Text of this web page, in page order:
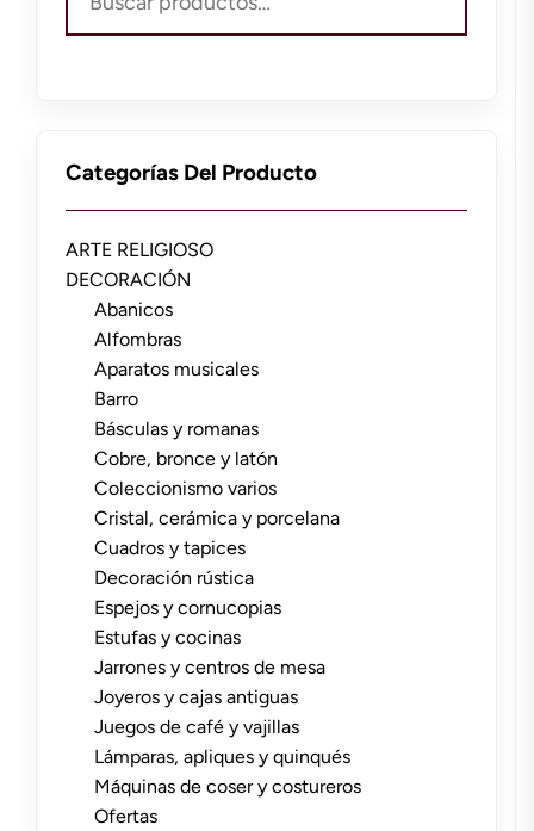
por:
Categorías Del Producto
ARTE RELIGIOSO
DECORACIÓN
Abanicos
Alfombras
Aparatos musicales
Barro
Básculas y romanas
Cobre, bronce y latón
Coleccionismo varios
Cristal, cerámica y porcelana
Cuadros y tapices
Decoración rústica
Espejos y cornucopias
Estufas y cocinas
Jarrones y centros de mesa
Joyeros y cajas antiguas
Juegos de café y vajillas
Lámparas, apliques y quinqués
Máquinas de coser y costureros
Ofertas